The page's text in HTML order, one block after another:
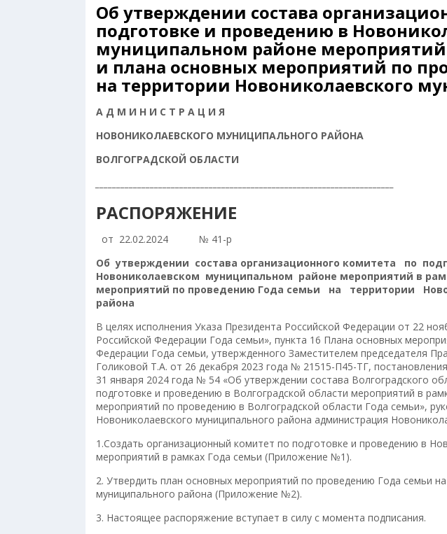
Об утверждении состава
подготовке и проведению в
муниципальном районе мероприятий
и плана основных мероприятий по
на территории Новониколаевского
А Д М И Н И С Т Р А Ц И Я
НОВОНИКОЛАЕВСКОГО МУНИЦИПАЛЬНОГО РАЙОНА
ВОЛГОГРАДСКОЙ ОБЛАСТИ
РАСПОРЯЖЕНИЕ
от 22.02.2024 № 41-р
Об утверждении состава организационного комитета по
Новониколаевском муниципальном районе мероприятий в
мероприятий по проведению Года семьи на территории
района
В целях исполнения Указа Президента Российской Федерации от 22
Российской Федерации Года семьи», пункта 16 Плана основных
Федерации Года семьи, утвержденного Заместителем председателя
Голиковой Т.А. от 26 декабря 2023 года № 21515-П45-ТГ,
31 января 2024 года № 54 «Об утверждении состава Волгоградского
подготовке и проведению в Волгоградской области мероприятий в
мероприятий по проведению в Волгоградской области Года семьи»,
Новониколаевского муниципального района администрация
1.Создать организационный комитет по подготовке и проведению в
мероприятий в рамках Года семьи (Приложение №1).
2. Утвердить план основных мероприятий по проведению Года семьи
муниципального района (Приложение №2).
3. Настоящее распоряжение вступает в силу с момента подписания.